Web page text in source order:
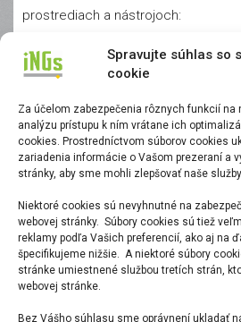
Spravujte súhlas so
cookie
Za účelom zabezpečenia rôznych funkcií na
analýzu prístupu k ním vrátane ich
cookies. Prostredníctvom súborov cookies
zariadenia informácie o Vašom prezeraní a
stránky, aby sme mohli zlepšovať naše
Niektoré cookies sú nevyhnutné na
webovej stránky. Súbory cookies sú tiež
reklamy podľa Vašich preferencií, ako aj na
špecifikujeme nižšie. A niektoré súbory
stránke umiestnené službou tretích strán,
webovej stránke.
Bez Vášho súhlasu sme oprávnení ukladať
prostrediach a nástrojoch:
CAD programy MicroStation
programovacie jazyky
VB.NET, C#,
databázové prostredie
MS Office – VBA, VB.NET
web stránky – programovacie
.NET
Viacero realizovaných projektov
zákazníkov hlavne o nástroje pre
dát , a tiež o vyhodnocovacie
spájame skúsenosti s tvorbou